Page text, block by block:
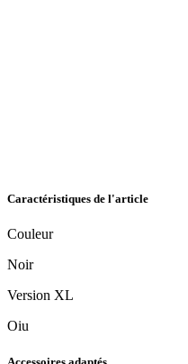
Caractéristiques de l'article
Couleur
Noir
Version XL
Oiu